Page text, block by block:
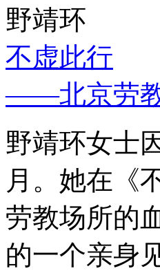
野靖环
不虚此行
——北京劳教
野靖环女士
月。她在《
劳教场所的
的一个亲身